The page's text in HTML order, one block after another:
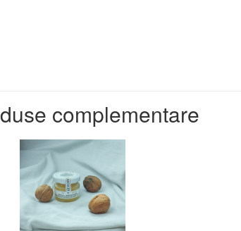
complementare